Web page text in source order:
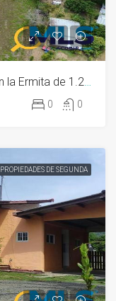
Oportunidad de Inversion Terreno en la Ermita de 1.2 Hectareas San Carlos
0 0
PROPIEDADES DE SEGUNDA